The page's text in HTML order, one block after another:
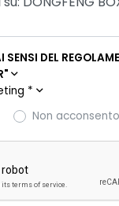
DEL
*
Non acconsento